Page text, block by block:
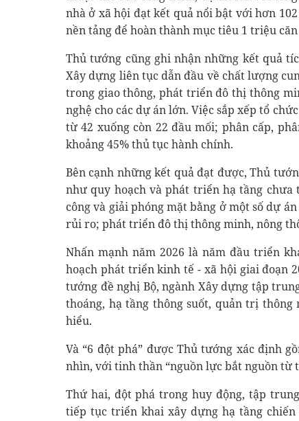
nhà ở xã hội đạt kết quả nổi bật với hơn
nền tảng để hoàn thành mục tiêu 1 triệu
Thủ tướng cũng ghi nhận những kết quả
Xây dựng liên tục dẫn đầu về chất lượng
trong giao thông, phát triển đô thị thông
nghệ cho các dự án lớn. Việc sắp xếp tổ
từ 42 xuống còn 22 đầu mối; phân cấp,
khoảng 45% thủ tục hành chính.
Bên cạnh những kết quả đạt được, Thủ
như quy hoạch và phát triển hạ tầng
công và giải phóng mặt bằng ở một số dự
rủi ro; phát triển đô thị thông minh, nông
Nhấn mạnh năm 2026 là năm đầu triển
hoạch phát triển kinh tế - xã hội giai đoạn
tướng đề nghị Bộ, ngành Xây dựng tập
thoáng, hạ tầng thông suốt, quản trị
hiểu.
Và “6 đột phá” được Thủ tướng xác định
nhìn, với tinh thần “nguồn lực bắt nguồn từ
Thứ hai, đột phá trong huy động, tập
tiếp tục triển khai xây dựng hạ tầng